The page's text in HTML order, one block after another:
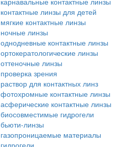
контактные линзы для детей
мягкие контактные линзы
ночные линзы
однодневные контактные линзы
ортокератологические линзы
оттеночные линзы
проверка зрения
раствор для контактных линз
фотохромные контактные линзы
асферические контактные линзы
биосовместимые гидрогели
бьюти-линзы
газопроницаемые материалы